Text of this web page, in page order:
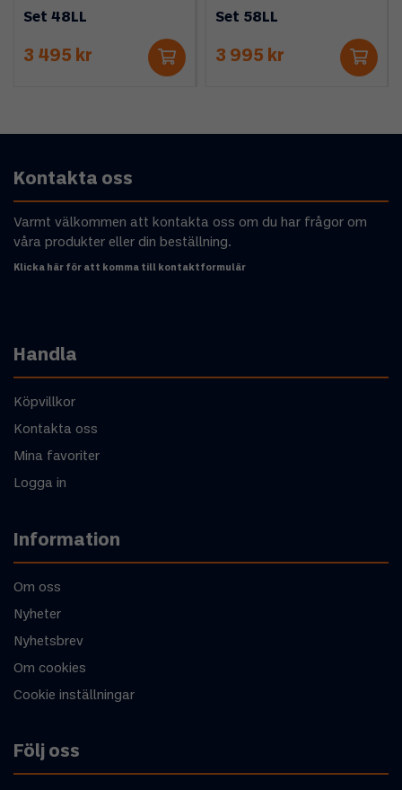
Set 48LL
3 495 kr
Set 58LL
3 995 kr
Kontakta oss
Varmt välkommen att kontakta oss om du har frågor om
våra produkter eller din beställning.
Klicka här för att komma till kontaktformulär
Handla
Köpvillkor
Kontakta oss
Mina favoriter
Logga in
Information
Om oss
Nyheter
Nyhetsbrev
Om cookies
Cookie inställningar
Följ oss